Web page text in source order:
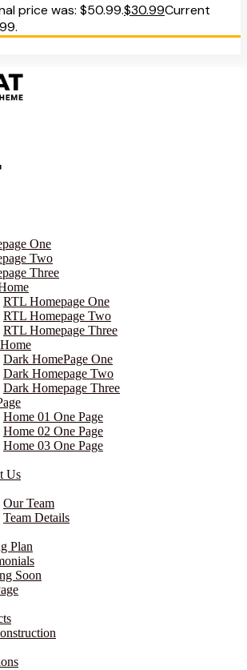
price was: $50.99.$30.99Current
One
Two
Three
RTL Homepage One
RTL Homepage Two
RTL Homepage Three
Dark HomePage One
Dark Homepage Two
Dark Homepage Three
Home 01 One Page
Home 02 One Page
Home 03 One Page
Us
Our Team
Team Details
Plan
Soon